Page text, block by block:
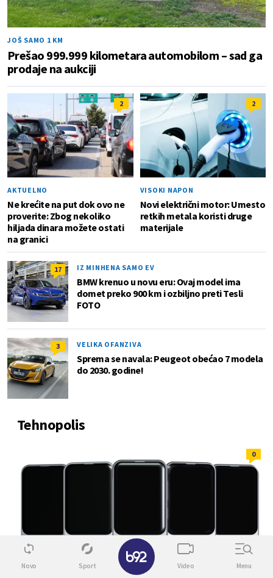
JOŠ SAMO 1 KM
Prešao 999.999 kilometara automobilom – sad ga
prodaje na aukciji
2
AKTUELNO
Ne krećite na put dok ovo ne
proverite: Zbog nekoliko
hiljada dinara možete ostati
na granici
2
VISOKI NAPON
Novi električni motor: Umesto
retkih metala koristi druge
materijale
17 IZ MINHENA SAMO EV
BMW krenuo u novu eru: Ovaj model ima
domet preko 900 km i ozbiljno preti Tesli
FOTO
3 VELIKA OFANZIVA
Sprema se navala: Peugeot obećao 7 modela
do 2030. godine!
Tehnopolis
0
Novo Sport Video Menu
✕